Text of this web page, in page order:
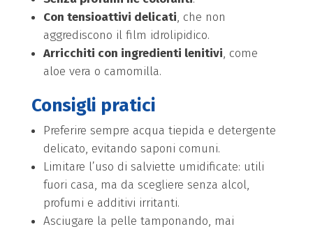
Con tensioattivi delicati, che non
aggrediscono il film idrolipidico.
Arricchiti con ingredienti lenitivi, come
aloe vera o camomilla.
Consigli pratici
Preferire sempre acqua tiepida e detergente
delicato, evitando saponi comuni.
Limitare l’uso di salviette umidificate: utili
fuori casa, ma da scegliere senza alcol,
profumi e additivi irritanti.
Asciugare la pelle tamponando, mai